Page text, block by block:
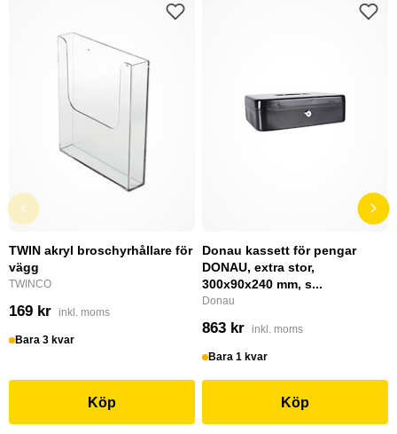
TWIN akryl broschyrhållare för
vägg
TWINCO
169 kr inkl. moms
Bara 3 kvar
Köp
Donau kassett för pengar
DONAU, extra stor,
300x90x240 mm, s...
Donau
863 kr inkl. moms
Bara 1 kvar
Köp